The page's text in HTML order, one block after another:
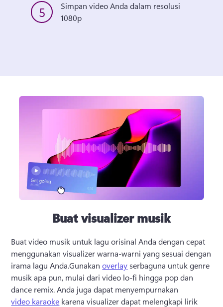
5
Simpan video Anda dalam resolusi
Buat visualizer musik
Buat video musik untuk lagu orisinal Anda dengan cepat
menggunakan visualizer warna-warni yang sesuai dengan
irama lagu Anda.Gunakan overlay serbaguna untuk genre
musik apa pun, mulai dari video lo-fi hingga pop dan
dance remix. Anda juga dapat menyempurnakan
video karaoke karena visualizer dapat melengkapi lirik